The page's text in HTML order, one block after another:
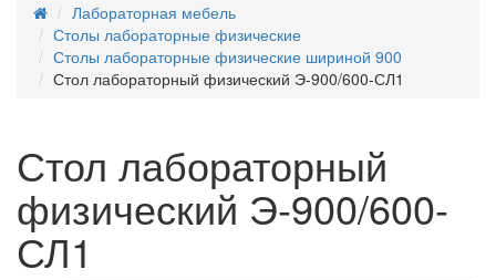
Лабораторная мебель
Столы лабораторные физические
Столы лабораторные физические шириной 900
Стол лабораторный физический Э-900/600-СЛ1
Стол лабораторный
физический Э-900/600-
СЛ1